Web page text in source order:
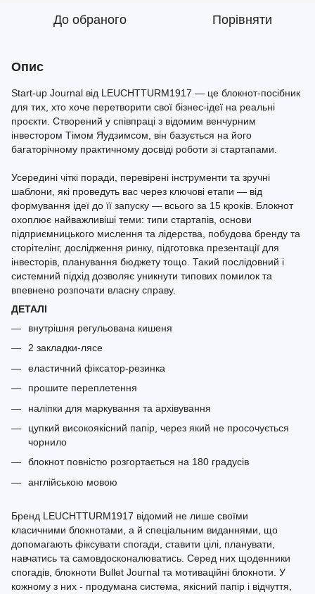
До обраного Порівняти
Опис
Start-up Journal від LEUCHTTURM1917 — це блокнот-посібник
для тих, хто хоче перетворити свої бізнес-ідеї на реальні
проєкти. Створений у співпраці з відомим венчурним
інвестором Тімом Яудзимсом, він базується на його
багаторічному практичному досвіді роботи зі стартапами.
Усередині чіткі поради, перевірені інструменти та зручні
шаблони, які проведуть вас через ключові етапи — від
формування ідеї до її запуску — всього за 15 кроків. Блокнот
охоплює найважливіші теми: типи стартапів, основи
підприємницького мислення та лідерства, побудова бренду та
сторітелінг, дослідження ринку, підготовка презентації для
інвесторів, планування бюджету тощо. Такий послідовний і
системний підхід дозволяє уникнути типових помилок та
впевнено розпочати власну справу.
ДЕТАЛІ
внутрішня регульована кишеня
2 закладки-лясе
еластичний фіксатор-резинка
прошите переплетення
наліпки для маркування та архівування
цупкий високоякісний папір, через який не просочується
чорнило
блокнот повністю розгортається на 180 градусів
англійською мовою
Бренд LEUCHTTURM1917 відомий не лише своїми
класичними блокнотами, а й спеціальним виданнями, що
допомагають фіксувати спогади, ставити цілі, планувати,
навчатись та самовдосконалюватись. Серед них щоденники
спогадів, блокноти Bullet Journal та мотиваційні блокноти. У
кожному з них - продумана система, якісний папір і відчуття,